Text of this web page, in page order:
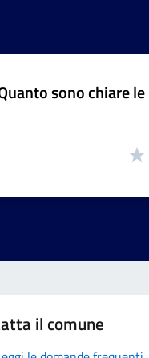
sono chiare
il comune